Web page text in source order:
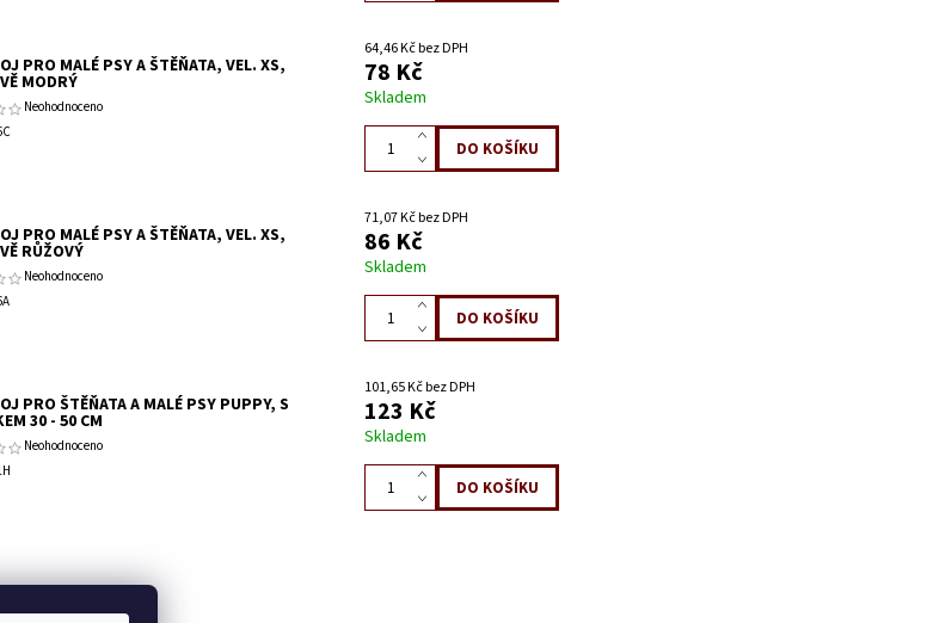
PRO MALÉ PSY A ŠTĚŇATA, VEL. XS,
MODRÝ
Neohodnoceno
64,46 Kč bez DPH
78 Kč
Skladem
PRO MALÉ PSY A ŠTĚŇATA, VEL. XS,
RŮŽOVÝ
Neohodnoceno
71,07 Kč bez DPH
86 Kč
Skladem
PRO ŠTĚŇATA A MALÉ PSY PUPPY, S
30 - 50 CM
Neohodnoceno
101,65 Kč bez DPH
123 Kč
Skladem
k této položce.